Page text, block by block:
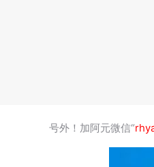
号外！加阿元微信“